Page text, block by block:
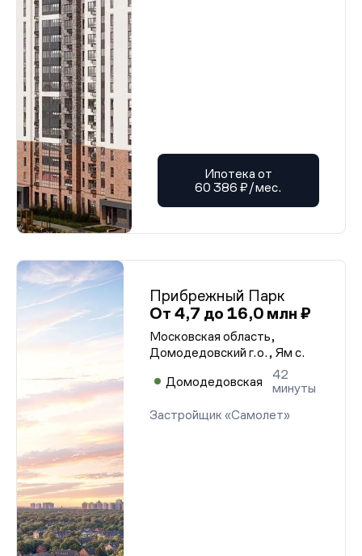
Ипотека от
60 386 ₽/мес.
Прибрежный Парк
От 4,7 до 16,0 млн ₽
Московская область,
Домодедовский г.о., Ям с.
Домодедовская
42
минуты
Застройщик «Самолет»